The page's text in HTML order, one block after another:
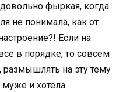
фыркая, когда
не понимала, как от
Если на
в порядке, то совсем
на эту тему
и хотела